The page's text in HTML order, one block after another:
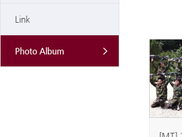
Link
Photo Album